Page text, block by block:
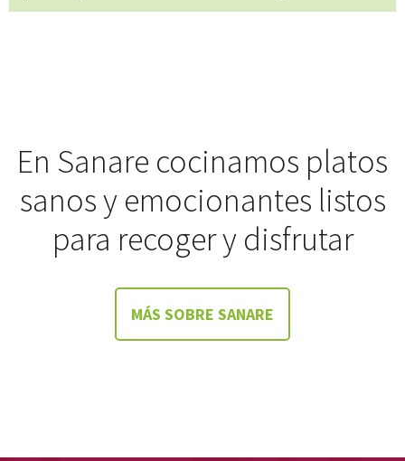
En Sanare cocinamos platos
sanos y emocionantes listos
para recoger y disfrutar
MÁS SOBRE SANARE